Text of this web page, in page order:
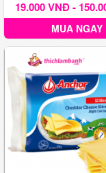
19.000 VNĐ -
MUA NGAY